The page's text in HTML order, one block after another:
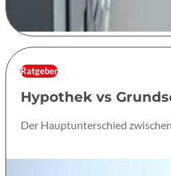
Ratgeber
Hypothek vs
Der Hauptunterschied